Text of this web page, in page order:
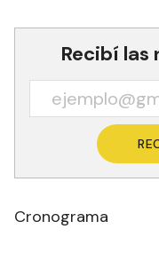
Recibí
Cronograma